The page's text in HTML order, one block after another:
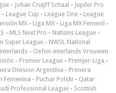
- Johan Cruijff Schaal - Jupiler Pro
- League Cup - League One - League
MX - Liga MX - Liga MX Femenil -
- MLS Next Pro - Nations League -
Super League - NWSL National
- Oefen-interlands Vrouwen
- Premier League - Premjer-Liga -
Division Argentina - Primera
Femenina - Puchar Polski - Qatar
Professional League - Scottish